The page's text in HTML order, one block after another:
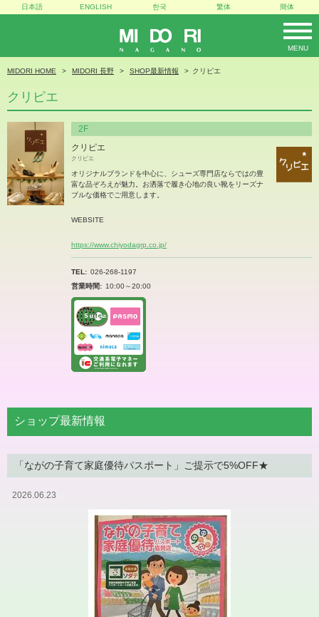
MIDORI
MENU
日本語 ENGLISH 한국 繁体 簡体
MIDORI HOME MIDORI 長野 SHOP最新情報 クリピエ
クリピエ
2F
クリピエ
クリピエ
オリジナルブランドを中心に、シューズ専門店ならではの豊
富な品ぞろえが魅力。お洒落で履き心地の良い靴をリーズナ
ブルな価格でご用意します。
WEBSITE
https://www.chiyodagrp.co.jp/
TEL
026-268-1197
営業時間
10:00～20:00
ショップ最新情報
「ながの子育て家庭優待パスポート」ご提示で5%OFF★
2026.06.23